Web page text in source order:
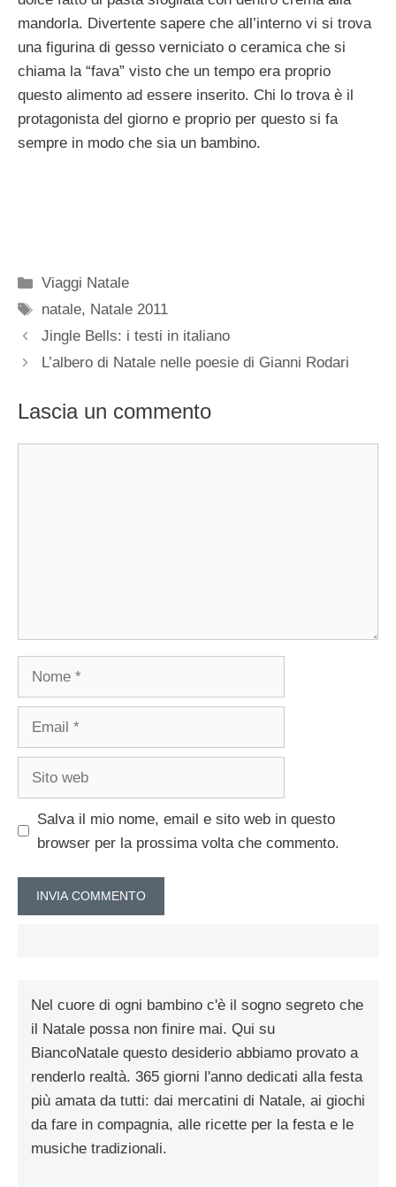
mandorla. Divertente sapere che all’interno vi si trova
una figurina di gesso verniciato o ceramica che si
chiama la “fava” visto che un tempo era proprio
questo alimento ad essere inserito. Chi lo trova è il
protagonista del giorno e proprio per questo si fa
sempre in modo che sia un bambino.
Categorie
Viaggi Natale
Tag
natale, Natale 2011
Jingle Bells: i testi in italiano
L’albero di Natale nelle poesie di Gianni Rodari
Lascia un commento
Nome
Email
Sito
Salva il mio nome, email e sito web in questo
browser per la prossima volta che commento.
Nel cuore di ogni bambino c'è il sogno segreto che
il Natale possa non finire mai. Qui su
BiancoNatale questo desiderio abbiamo provato a
renderlo realtà. 365 giorni l'anno dedicati alla festa
più amata da tutti: dai mercatini di Natale, ai giochi
da fare in compagnia, alle ricette per la festa e le
musiche tradizionali.